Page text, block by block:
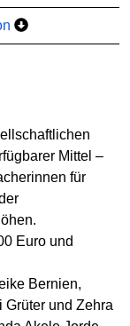
Mittel –
für
Euro und
Bernien,
Grüter und Zehra